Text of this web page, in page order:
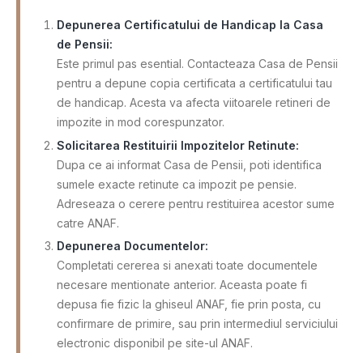
Depunerea Certificatului de Handicap la Casa
de Pensii:
Este primul pas esential. Contacteaza Casa de Pensii
pentru a depune copia certificata a certificatului tau
de handicap. Acesta va afecta viitoarele retineri de
impozite in mod corespunzator.
Solicitarea Restituirii Impozitelor Retinute:
Dupa ce ai informat Casa de Pensii, poti identifica
sumele exacte retinute ca impozit pe pensie.
Adreseaza o cerere pentru restituirea acestor sume
catre ANAF.
Depunerea Documentelor:
Completati cererea si anexati toate documentele
necesare mentionate anterior. Aceasta poate fi
depusa fie fizic la ghiseul ANAF, fie prin posta, cu
confirmare de primire, sau prin intermediul serviciului
electronic disponibil pe site-ul ANAF.